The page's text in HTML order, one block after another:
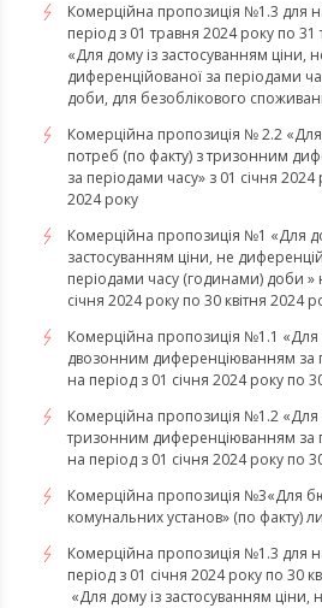
Комерційна пропозиція №1.3 для
період з 01 травня 2024 року по
«Для дому із застосуванням ціни,
диференційованої за періодами
доби, для безоблікового
Комерційна пропозиція № 2.2
потреб (по факту) з тризонним
за періодами часу» з 01 січня 2024
2024 року
Комерційна пропозиція №1 «Для
застосуванням ціни, не
періодами часу (годинами) доби »
січня 2024 року по 30 квітня 2024
Комерційна пропозиція №1.1 «Для
двозонним диференціюванням за
на період з 01 січня 2024 року по
Комерційна пропозиція №1.2 «Для
тризонним диференціюванням за
на період з 01 січня 2024 року по
Комерційна пропозиція №3«Для
комунальних установ» (по факту)
Комерційна пропозиція №1.3 для
період з 01 січня 2024 року по 30
«Для дому із застосуванням ціни,